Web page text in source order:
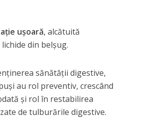
uşoară, alcătuită
din belşug.
sănătăţii digestive,
au rol preventiv, crescând
şi rol în restabilirea
de tulburările digestive.